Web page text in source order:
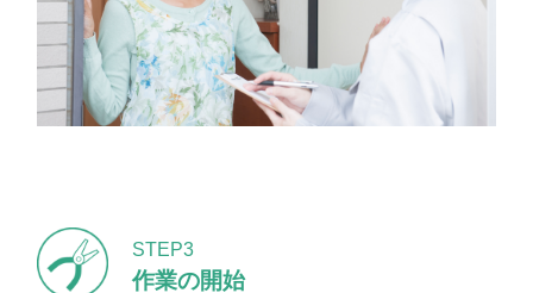
作業の開始
STEP3